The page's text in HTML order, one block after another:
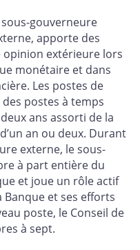
sous-gouverneure
apporte des
extérieure lors
monétaire et dans
Les postes de
postes à temps
ans assorti de la
an ou deux. Durant
externe, le sous-
à part entière du
et joue un rôle actif
et ses efforts
poste, le Conseil de
à sept.